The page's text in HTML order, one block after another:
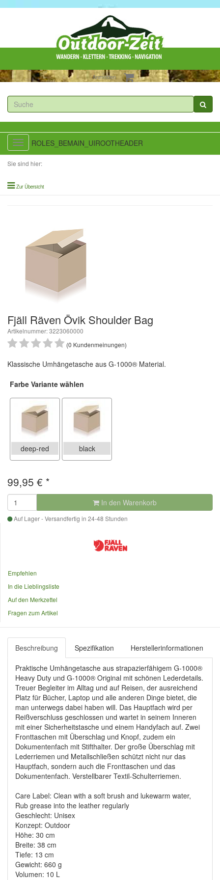
Anmelden
Toggle
navigation
ROLES_BEMAIN_UIROOTHEADER
Sie sind hier:
Zur Übersicht
Fjäll Räven Övik Shoulder Bag
Artikelnummer: 3223060000
(0 Kundenmeinungen)
Klassische Umhängetasche aus G-1000® Material.
Farbe Variante wählen
deep-red black
99,95 € *
In den Warenkorb
Auf Lager - Versandfertig in 24-48 Stunden
Empfehlen
In die Lieblingsliste
Auf den Merkzettel
Fragen zum Artikel
Beschreibung Spezifikation Herstellerinformationen
Praktische Umhängetasche aus strapazierfähigem G-1000®
Heavy Duty und G-1000® Original mit schönen Lederdetails.
Treuer Begleiter im Alltag und auf Reisen, der ausreichend
Platz für Bücher, Laptop und alle anderen Dinge bietet, die
man unterwegs dabei haben will. Das Hauptfach wird per
Reißverschluss geschlossen und wartet in seinem Inneren
mit einer Sicherheitstasche und einem Handyfach auf. Zwei
Fronttaschen mit Überschlag und Knopf, zudem ein
Dokumentenfach mit Stifthalter. Der große Überschlag mit
Lederriemen und Metallschließen schützt nicht nur das
Hauptfach, sondern auch die Fronttaschen und das
Dokumentenfach. Verstellbarer Textil-Schulterriemen.
Care Label: Clean with a soft brush and lukewarm water,
Rub grease into the leather regularly
Geschlecht: Unisex
Konzept: Outdoor
Höhe: 30 cm
Breite: 38 cm
Tiefe: 13 cm
Gewicht: 660 g
Volumen: 10 L